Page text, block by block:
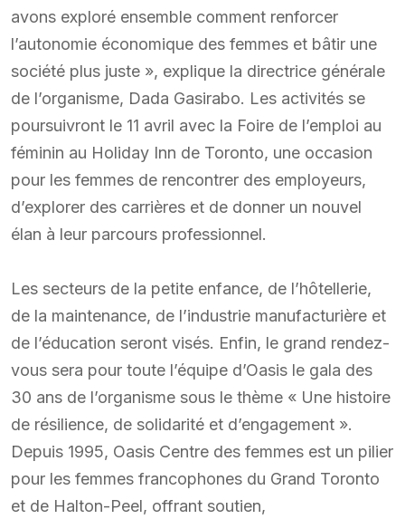
avons exploré ensemble comment renforcer
l’autonomie économique des femmes et bâtir une
société plus juste », explique la directrice générale
de l’organisme, Dada Gasirabo. Les activités se
poursuivront le 11 avril avec la Foire de l’emploi au
féminin au Holiday Inn de Toronto, une occasion
pour les femmes de rencontrer des employeurs,
d’explorer des carrières et de donner un nouvel
élan à leur parcours professionnel.
Les secteurs de la petite enfance, de l’hôtellerie,
de la maintenance, de l’industrie manufacturière et
de l’éducation seront visés. Enfin, le grand rendez-
vous sera pour toute l’équipe d’Oasis le gala des
30 ans de l’organisme sous le thème « Une histoire
de résilience, de solidarité et d’engagement ».
Depuis 1995, Oasis Centre des femmes est un pilier
pour les femmes francophones du Grand Toronto
et de Halton-Peel, offrant soutien,